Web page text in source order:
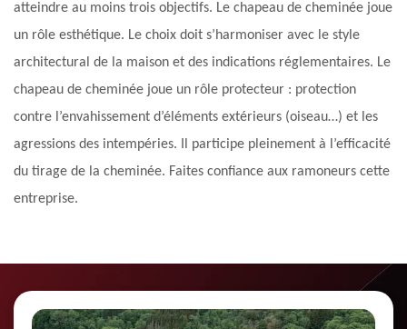
atteindre au moins trois objectifs. Le chapeau de cheminée joue
un rôle esthétique. Le choix doit s’harmoniser avec le style
architectural de la maison et des indications réglementaires. Le
chapeau de cheminée joue un rôle protecteur : protection
contre l’envahissement d’éléments extérieurs (oiseau…) et les
agressions des intempéries. Il participe pleinement à l’efficacité
du tirage de la cheminée. Faites confiance aux ramoneurs cette
entreprise.